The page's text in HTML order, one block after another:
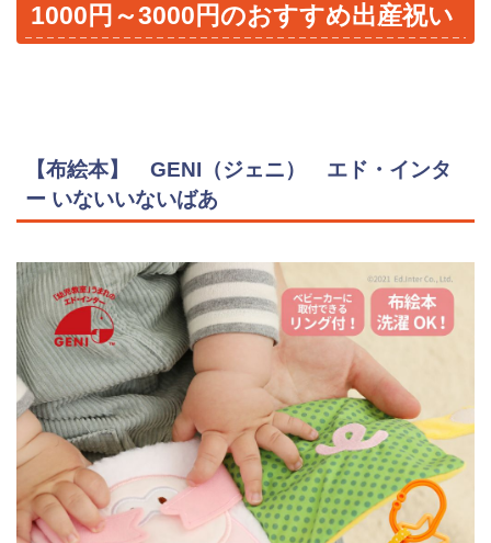
1000円～3000円のおすすめ出産祝い
【布絵本】 GENI（ジェニ） エド・インタ
ー いないいないばあ